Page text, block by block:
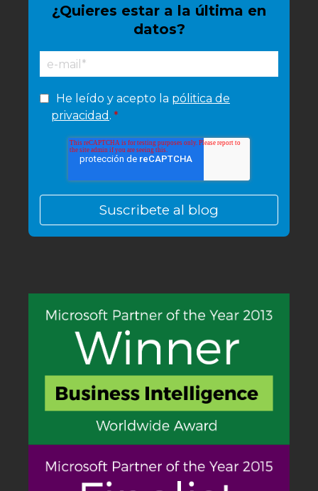
¿Quieres estar a la última en
datos?
He leído y acepto la pólitica de
privacidad . *